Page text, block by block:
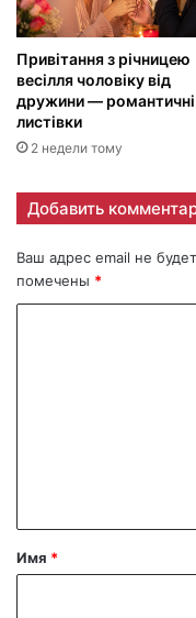
Привітання з річницею
весілля чоловіку від
дружини — романтичні
листівки
2 недели тому
Добавить
Ваш адрес email не
помечены *
а
Имя *